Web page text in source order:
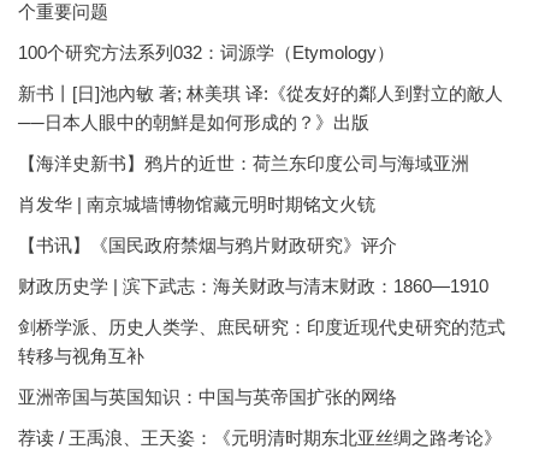
个重要问题
100个研究方法系列032：词源学（Etymology）
新书丨[日]池內敏 著; 林美琪 译:《從友好的鄰人到對立的敵人
──日本人眼中的朝鮮是如何形成的？》出版
【海洋史新书】鸦片的近世：荷兰东印度公司与海域亚洲
肖发华 | 南京城墙博物馆藏元明时期铭文火铳
【书讯】《国民政府禁烟与鸦片财政研究》评介
财政历史学 | 滨下武志：海关财政与清末财政：1860—1910
剑桥学派、历史人类学、庶民研究：印度近现代史研究的范式
转移与视角互补
亚洲帝国与英国知识：中国与英帝国扩张的网络
荐读 / 王禹浪、王天姿：《元明清时期东北亚丝绸之路考论》